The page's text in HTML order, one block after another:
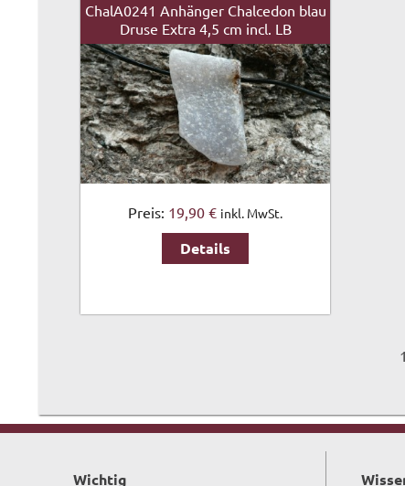
ChalA0241 Anhänger Chalcedon blau
Druse Extra 4,5 cm incl. LB
Preis: 19,90 € inkl. MwSt.
Details
1
Wichtig